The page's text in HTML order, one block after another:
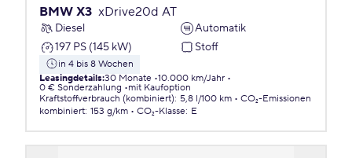
BMW X3 xDrive20d AT
Diesel
Automatik
197 PS (145 kW)
Stoff
in 4 bis 8 Wochen
Leasingdetails:30 Monate 10.000 km/Jahr
0 € Sonderzahlung
mit Kaufoption
Kraftstoffverbrauch (kombiniert): 5,8 l/100 km
CO₂-Emissionen
kombiniert: 153 g/km CO₂-Klasse: E